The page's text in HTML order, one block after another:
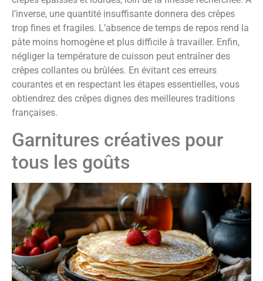
l’inverse, une quantité insuffisante donnera des crêpes
trop fines et fragiles. L’absence de temps de repos rend la
pâte moins homogène et plus difficile à travailler. Enfin,
négliger la température de cuisson peut entraîner des
crêpes collantes ou brûlées. En évitant ces erreurs
courantes et en respectant les étapes essentielles, vous
obtiendrez des crêpes dignes des meilleures traditions
françaises.
Garnitures créatives pour
tous les goûts